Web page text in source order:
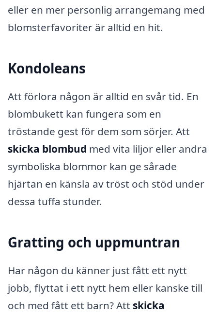
eller en mer personlig arrangemang med
blomsterfavoriter är alltid en hit.
Kondoleans
Att förlora någon är alltid en svår tid. En
blombukett kan fungera som en
tröstande gest för dem som sörjer. Att
skicka blombud med vita liljor eller andra
symboliska blommor kan ge sårade
hjärtan en känsla av tröst och stöd under
dessa tuffa stunder.
Gratting och uppmuntran
Har någon du känner just fått ett nytt
jobb, flyttat i ett nytt hem eller kanske till
och med fått ett barn? Att skicka